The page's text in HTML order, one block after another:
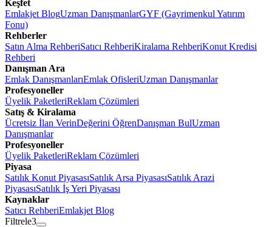
Keşfet
Emlakjet BlogUzman DanışmanlarGYF (Gayrimenkul Yatırım
Fonu)
Rehberler
Satın Alma RehberiSatıcı RehberiKiralama RehberiKonut Kredisi
Rehberi
Danışman Ara
Emlak DanışmanlarıEmlak OfisleriUzman Danışmanlar
Profesyoneller
Üyelik PaketleriReklam Çözümleri
Satış & Kiralama
Ücretsiz İlan VerinDeğerini ÖğrenDanışman BulUzman
Danışmanlar
Profesyoneller
Üyelik PaketleriReklam Çözümleri
Piyasa
Satılık Konut PiyasasıSatılık Arsa PiyasasıSatılık Arazi
PiyasasıSatılık İş Yeri Piyasası
Kaynaklar
Satıcı RehberiEmlakjet Blog
Filtrele3